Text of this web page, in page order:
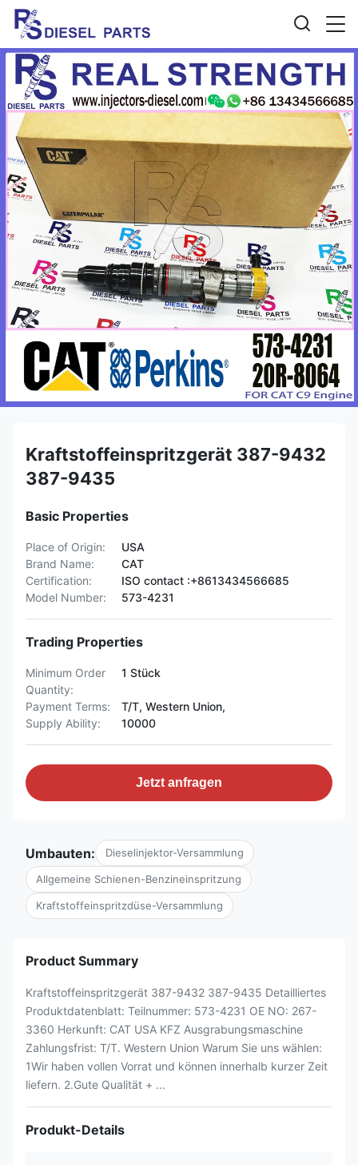
Kraftstoffeinspritzgerät 387-9432
387-9435
Basic Properties
Place of Origin:
USA
Brand Name:
CAT
Certification:
ISO contact :+8613434566685
Model Number:
573-4231
Trading Properties
Minimum Order
Quantity:
1 Stück
Payment Terms:
T/T, Western Union,
Supply Ability:
10000
Jetzt anfragen
Umbauten: Dieselinjektor-Versammlung
Allgemeine Schienen-Benzineinspritzung
Kraftstoffeinspritzdüse-Versammlung
Product Summary
Kraftstoffeinspritzgerät 387-9432 387-9435 Detailliertes
Produktdatenblatt: Teilnummer: 573-4231 OE NO: 267-
3360 Herkunft: CAT USA KFZ Ausgrabungsmaschine
Zahlungsfrist: T/T. Western Union Warum Sie uns wählen:
1Wir haben vollen Vorrat und können innerhalb kurzer Zeit
liefern. 2.Gute Qualität + ...
Produkt-Details